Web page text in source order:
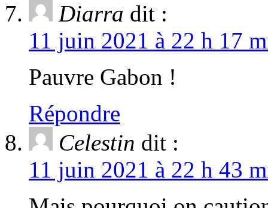
Diarra dit :
11 juin 2021 à 22 h 17
Pauvre Gabon !
Répondre
Celestin dit :
11 juin 2021 à 22 h 43